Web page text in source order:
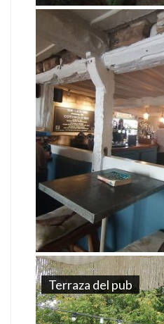
Terraza del pub